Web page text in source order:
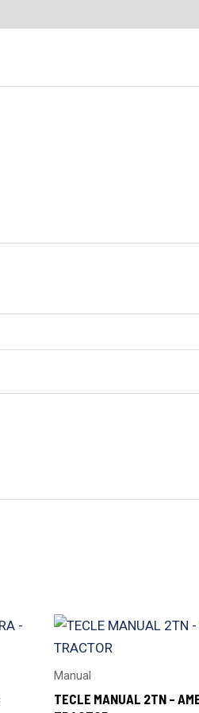
Manual
TECLE MANUAL 2TN –